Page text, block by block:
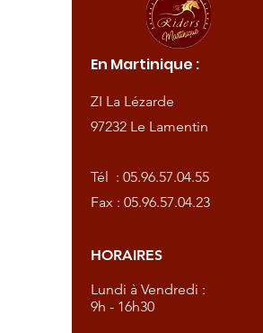
En Martinique :
ZI La Lézarde
97232 Le Lamentin
Tél :05.96.57.04.55
Fax : 05.96.57.04.23
HORAIRES
Lundi à Vendredi :
9h - 16h30